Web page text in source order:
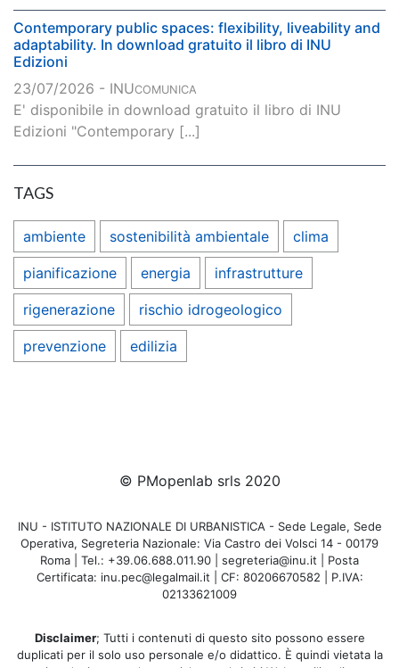
Contemporary public spaces: flexibility, liveability and
adaptability. In download gratuito il libro di INU
Edizioni
23/07/2026 - INUCOMUNICA
E' disponibile in download gratuito il libro di INU
Edizioni "Contemporary [...]
TAGS
ambiente sostenibilità ambientale clima
pianificazione energia infrastrutture
rigenerazione rischio idrogeologico
prevenzione edilizia
© PMopenlab srls 2020
INU - ISTITUTO NAZIONALE DI URBANISTICA - Sede Legale, Sede
Operativa, Segreteria Nazionale: Via Castro dei Volsci 14 - 00179
Roma | Tel.: +39.06.688.011.90 | segreteria@inu.it | Posta
Certificata: inu.pec@legalmail.it | CF: 80206670582 | P.IVA:
02133621009
Disclaimer; Tutti i contenuti di questo sito possono essere
duplicati per il solo uso personale e/o didattico. È quindi vietata la